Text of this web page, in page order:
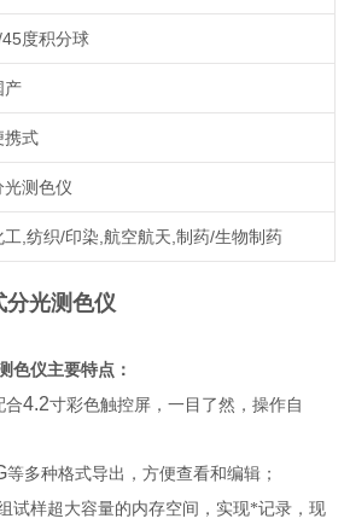
度积分球
产
携式
光测色仪
工,纺织/印染,航空航天,制药/生物制药
分光测色仪
色仪​主要特点：
合4.2寸彩色触控屏，一目了然，操作自
等多种格式导出，方便查看和编辑；
试样超大容量的内存空间，实现*记录，现